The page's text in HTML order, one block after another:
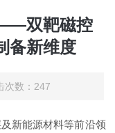
双靶磁控
备新维度
数：247
新能源材料等前沿领